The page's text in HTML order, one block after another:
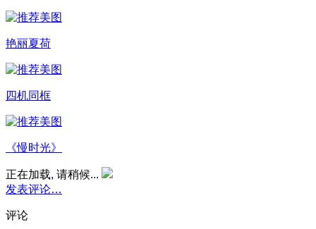
艳丽夏荷
四机同框
《慢时光》
正在加载, 请稍候...
发表评论…
评论